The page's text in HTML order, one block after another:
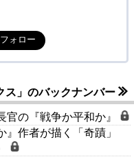
ォロー
ス」のバックナンバー
官の『戦争か平和か』
作者が描く「奇蹟」